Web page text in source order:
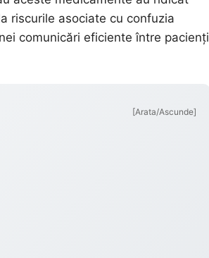
riscurile asociate cu confuzia
comunicări eficiente între pacienți
[Arata/Ascunde]